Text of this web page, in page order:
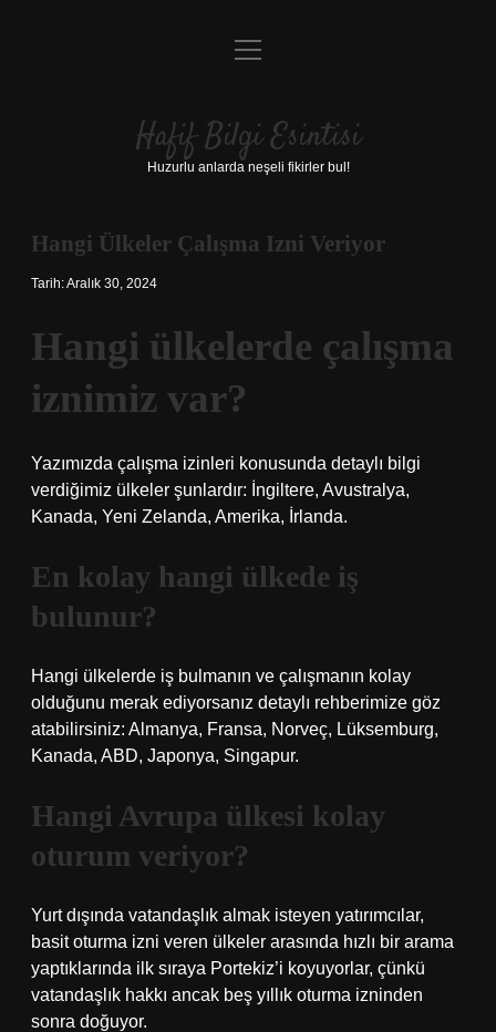
Anasayfa
Yasal Uyarı
menüyü
Hafif Bilgi Esintisi
Huzurlu anlarda neşeli fikirler bul!
Hangi Ülkeler Çalışma Izni Veriyor
Tarih: Aralık 30, 2024
Hangi ülkelerde çalışma
iznimiz var?
Yazımızda çalışma izinleri konusunda detaylı bilgi
verdiğimiz ülkeler şunlardır: İngiltere, Avustralya,
Kanada, Yeni Zelanda, Amerika, İrlanda.
En kolay hangi ülkede iş
bulunur?
Hangi ülkelerde iş bulmanın ve çalışmanın kolay
olduğunu merak ediyorsanız detaylı rehberimize göz
atabilirsiniz: Almanya, Fransa, Norveç, Lüksemburg,
Kanada, ABD, Japonya, Singapur.
Hangi Avrupa ülkesi kolay
oturum veriyor?
Yurt dışında vatandaşlık almak isteyen yatırımcılar,
basit oturma izni veren ülkeler arasında hızlı bir arama
yaptıklarında ilk sıraya Portekiz’i koyuyorlar, çünkü
vatandaşlık hakkı ancak beş yıllık oturma izninden
sonra doğuyor.